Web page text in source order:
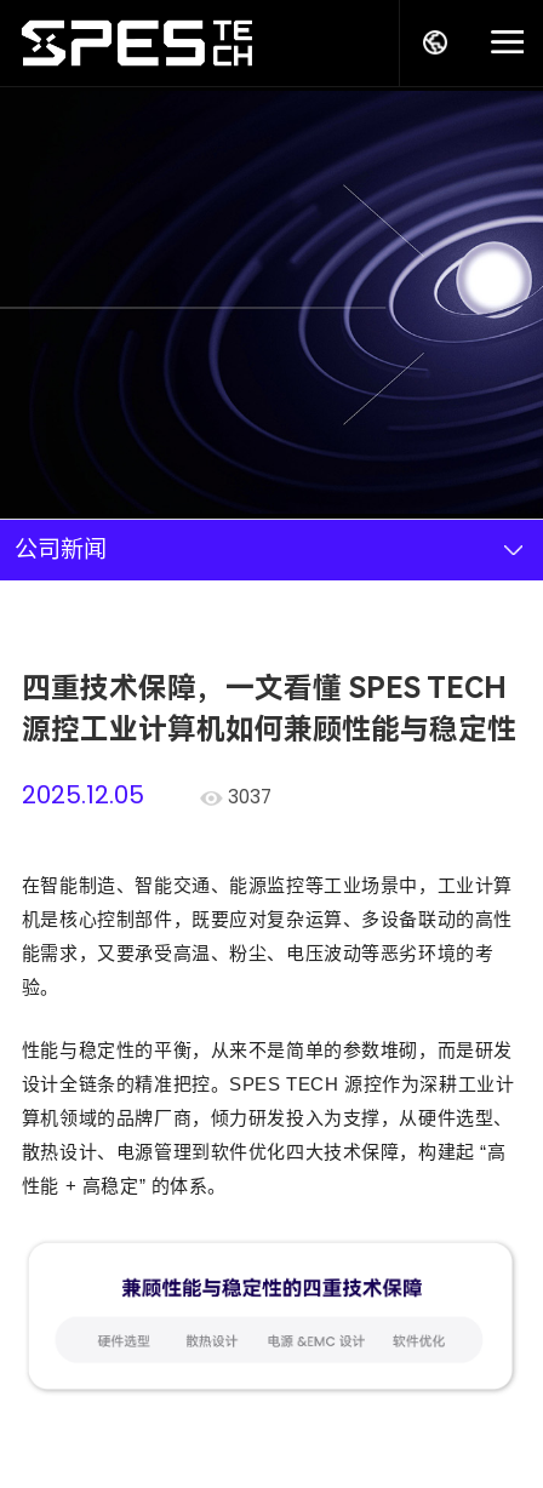
解决方案
商务模式
新闻资讯
加入我们
公司新闻
四重技术保障，一文看懂 SPES TECH
源控工业计算机如何兼顾性能与稳定性
2025.12.05
3037
在智能制造、智能交通、能源监控等工业场景中，工业计算
机是核心控制部件，既要应对复杂运算、多设备联动的高性
能需求，又要承受高温、粉尘、电压波动等恶劣环境的考
验。
性能与稳定性的平衡，从来不是简单的参数堆砌，而是研发
设计全链条的精准把控。 SPES TECH 源控作为深耕工业计
算机领域的品牌厂商，倾力研发投入为支撑，从硬件选型、
散热设计、电源管理到软件优化四大技术保障，构建起 “高
性能 + 高稳定” 的体系。